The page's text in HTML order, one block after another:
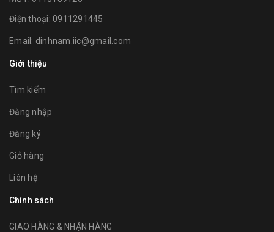
Điện thoại: 0911291445
Email: dinhnam.iic@gmail.com
Giới thiệu
Tìm kiếm
Đăng nhập
Đăng ký
Giỏ hàng
Liên hệ
Chính sách
GIAO HÀNG & NHẬN HÀNG